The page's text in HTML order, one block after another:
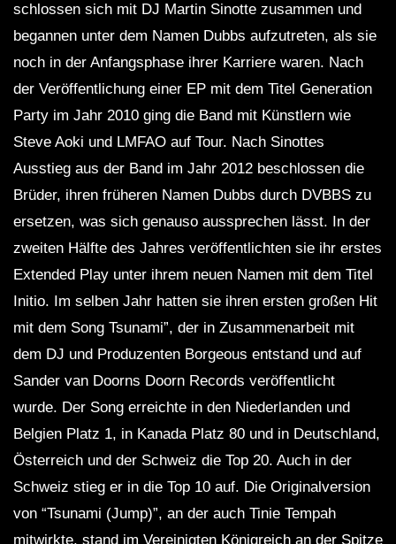
schlossen sich mit DJ Martin Sinotte zusammen und
begannen unter dem Namen Dubbs aufzutreten, als sie
noch in der Anfangsphase ihrer Karriere waren. Nach
der Veröffentlichung einer EP mit dem Titel Generation
Party im Jahr 2010 ging die Band mit Künstlern wie
Steve Aoki und LMFAO auf Tour. Nach Sinottes
Ausstieg aus der Band im Jahr 2012 beschlossen die
Brüder, ihren früheren Namen Dubbs durch DVBBS zu
ersetzen, was sich genauso aussprechen lässt. In der
zweiten Hälfte des Jahres veröffentlichten sie ihr erstes
Extended Play unter ihrem neuen Namen mit dem Titel
Initio. Im selben Jahr hatten sie ihren ersten großen Hit
mit dem Song Tsunami”, der in Zusammenarbeit mit
dem DJ und Produzenten Borgeous entstand und auf
Sander van Doorns Doorn Records veröffentlicht
wurde. Der Song erreichte in den Niederlanden und
Belgien Platz 1, in Kanada Platz 80 und in Deutschland,
Österreich und der Schweiz die Top 20. Auch in der
Schweiz stieg er in die Top 10 auf. Die Originalversion
von “Tsunami (Jump)”, an der auch Tinie Tempah
mitwirkte, stand im Vereinigten Königreich an der Spitze